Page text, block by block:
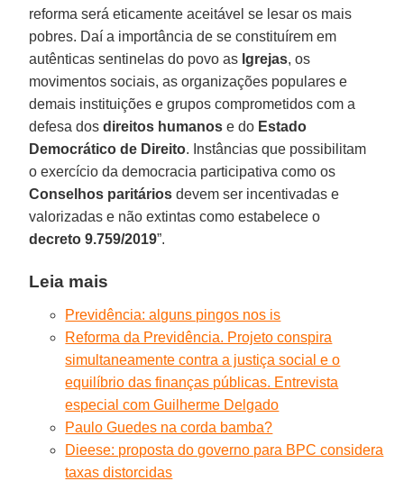
reforma será eticamente aceitável se lesar os mais
pobres. Daí a importância de se constituírem em
autênticas sentinelas do povo as Igrejas, os
movimentos sociais, as organizações populares e
demais instituições e grupos comprometidos com a
defesa dosdireitos humanos e do Estado
Democrático de Direito. Instâncias que possibilitam
o exercício da democracia participativa como os
Conselhos paritários devem ser incentivadas e
valorizadas e não extintas como estabelece o
decreto 9.759/2019”.
Leia mais
Previdência: alguns pingos nos is
Reforma da Previdência. Projeto conspira
simultaneamente contra a justiça social e o
equilíbrio das finanças públicas. Entrevista
especial com Guilherme Delgado
Paulo Guedes na corda bamba?
Dieese: proposta do governo para BPC considera
taxas distorcidas